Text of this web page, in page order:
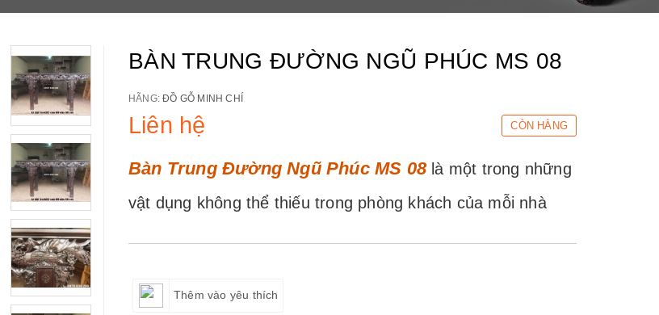
BÀN TRUNG ĐƯỜNG NGŨ PHÚC MS 08
HÃNG:ĐỒ GỖ MINH CHÍ
Liên hệ CÒN HÀNG
Bàn Trung Đường Ngũ Phúc MS 08là một trong những
vật dụng không thể thiếu trong phòng khách của mỗi nhà
Thêm vào yêu thích